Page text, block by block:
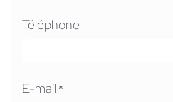
Téléphone
E-mail *